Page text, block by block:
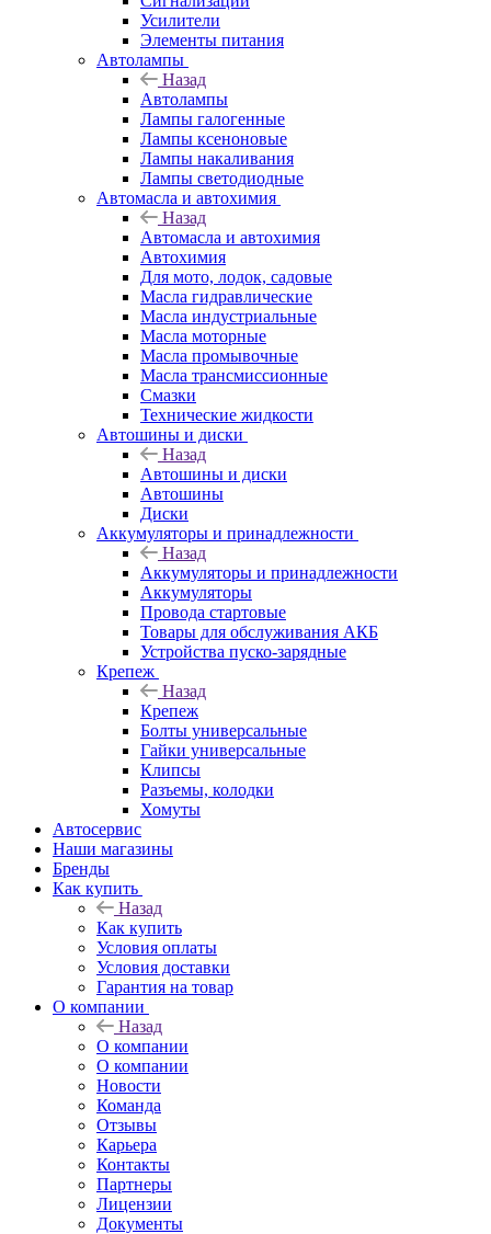
Усилители
Элементы питания
Автолампы
Назад
Автолампы
Лампы галогенные
Лампы ксеноновые
Лампы накаливания
Лампы светодиодные
Автомасла и автохимия
Назад
Автомасла и автохимия
Автохимия
Для мото, лодок, садовые
Масла гидравлические
Масла индустриальные
Масла моторные
Масла промывочные
Масла трансмиссионные
Смазки
Технические жидкости
Автошины и диски
Назад
Автошины и диски
Автошины
Диски
Аккумуляторы и принадлежности
Назад
Аккумуляторы и принадлежности
Аккумуляторы
Провода стартовые
Товары для обслуживания АКБ
Устройства пуско-зарядные
Крепеж
Назад
Крепеж
Болты универсальные
Гайки универсальные
Клипсы
Разъемы, колодки
Хомуты
Автосервис
Наши магазины
Бренды
Как купить
Назад
Как купить
Условия оплаты
Условия доставки
Гарантия на товар
О компании
Назад
О компании
О компании
Новости
Команда
Отзывы
Карьера
Контакты
Партнеры
Лицензии
Документы